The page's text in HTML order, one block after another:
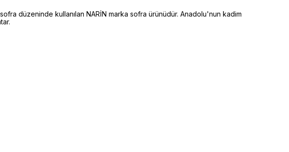
düzeninde kullanılan NARİN marka sofra ürünüdür. Anadolu'nun kadim